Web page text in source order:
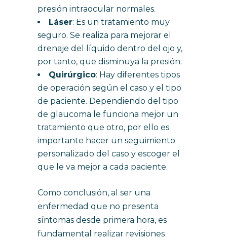
presión intraocular normales.
Láser: Es un tratamiento muy
seguro. Se realiza para mejorar el
drenaje del líquido dentro del ojo y,
por tanto, que disminuya la presión.
Quirúrgico: Hay diferentes tipos
de operación según el caso y el tipo
de paciente. Dependiendo del tipo
de glaucoma le funciona mejor un
tratamiento que otro, por ello es
importante hacer un seguimiento
personalizado del caso y escoger el
que le va mejor a cada paciente.
Como conclusión, al ser una
enfermedad que no presenta
síntomas desde primera hora, es
fundamental realizar revisiones